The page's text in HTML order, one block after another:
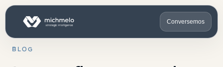
Conversemos
BLOG